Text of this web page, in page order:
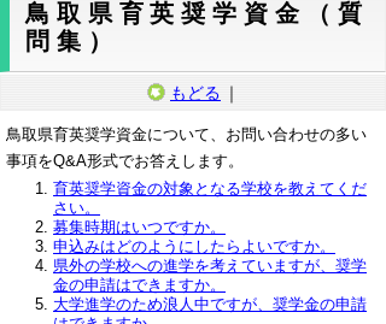
鳥取県育英奨学資金（質
問集）
もどる ｜
鳥取県育英奨学資金について、お問い合わせの多い
事項をQ&A形式でお答えします。
育英奨学資金の対象となる学校を教えてくだ
さい。
募集時期はいつですか。
申込みはどのようにしたらよいですか。
県外の学校への進学を考えていますが、奨学
金の申請はできますか。
大学進学のため浪人中ですが、奨学金の申請